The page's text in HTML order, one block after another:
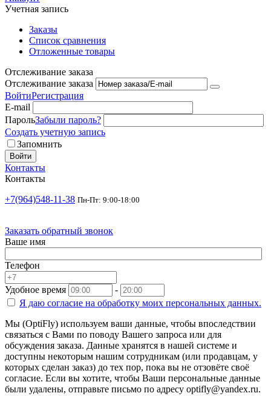
Учетная запись
Заказы
Список сравнения
Отложенные товары
Отслеживание заказа
Отслеживание заказа
ВойтиРегистрация
E-mail
ПарольЗабыли пароль?
Создать учетную запись
Запомнить
Войти
Контакты
Контакты
+7(964)548-11-38 Пн-Пт: 9:00-18:00
Заказать обратный звонок
Ваше имя
Телефон
Удобное время
-
Я даю согласие на обработку моих персональных данных.
Мы (OptiFly) используем ваши данные, чтобы впоследствии
связаться с Вами по поводу Вашего запроса или для
обсуждения заказа. Данные хранятся в нашей системе и
доступны некоторым нашим сотрудникам (или продавцам, у
которых сделан заказ) до тех пор, пока вы не отзовёте своё
согласие. Если вы хотите, чтобы Ваши персональные данные
были удалены, отправьте письмо по адресу optifly@yandex.ru.